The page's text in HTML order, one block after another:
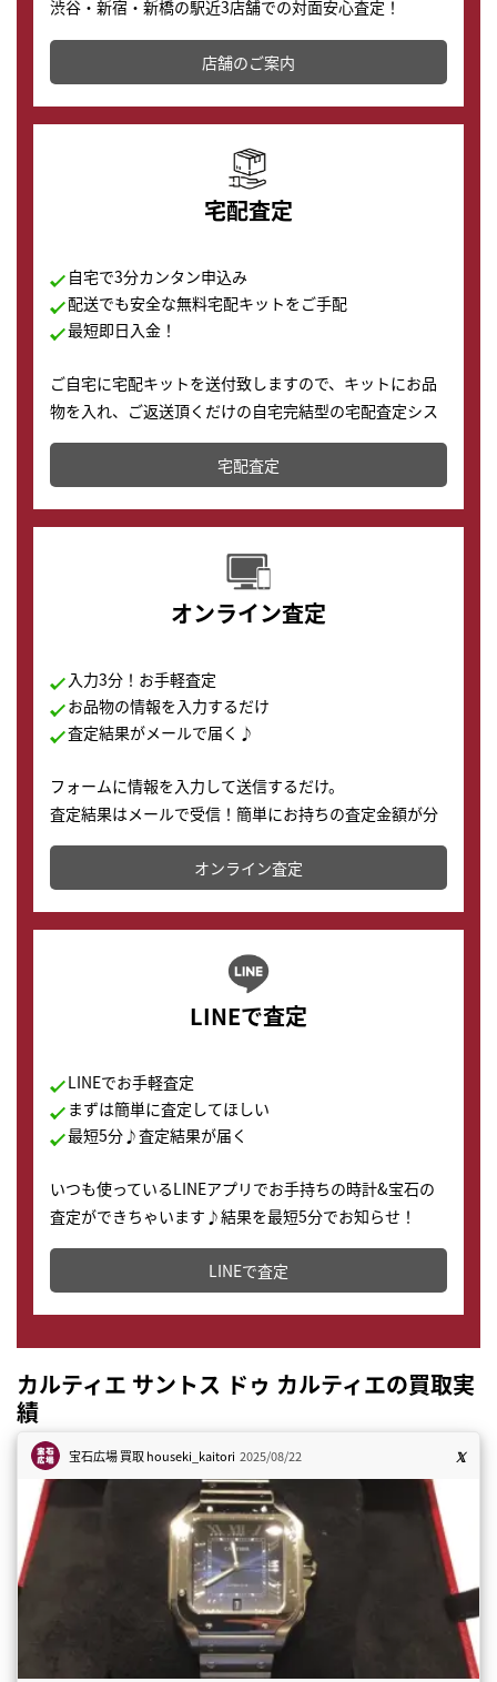
渋谷・新宿・新橋の駅近3店舗での対面安心査定！
その場で現金買取致します。渋谷本店では、時計販売の
店舗を併設しており、下取りに出してお得に新しい時計
の購入もできます♪
店舗のご案内
宅配査定
自宅で3分カンタン申込み
配送でも安全な無料宅配キットをご手配
最短即日入金！
ご自宅に宅配キットを送付致しますので、キットにお品
物を入れ、ご返送頂くだけの自宅完結型の宅配査定シス
テムです。
配送でも簡単&安全に査定・買取に出すことが可能で
す。
宅配査定
オンライン査定
入力3分！お手軽査定
お品物の情報を入力するだけ
査定結果がメールで届く♪
フォームに情報を入力して送信するだけ。
査定結果はメールで受信！簡単にお持ちの査定金額が分
かります。
オンライン査定
LINEで査定
LINEでお手軽査定
まずは簡単に査定してほしい
最短5分♪査定結果が届く
いつも使っているLINEアプリでお手持ちの時計&宝石の
査定ができちゃいます♪結果を最短5分でお知らせ！
どこからでもすぐに査定金額を知ることが出来ます。
LINEで査定
カルティエ サントス ドゥ カルティエの買取実
績
宝石広場 買取houseki_kaitori 2025/08/22